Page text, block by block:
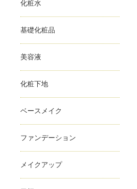
化粧水
基礎化粧品
美容液
化粧下地
ベースメイク
ファンデーション
メイクアップ